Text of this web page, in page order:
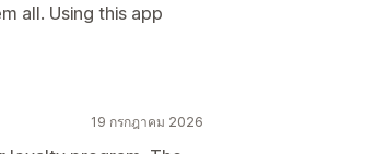
all. Using this app
19 กรกฎาคม 2026